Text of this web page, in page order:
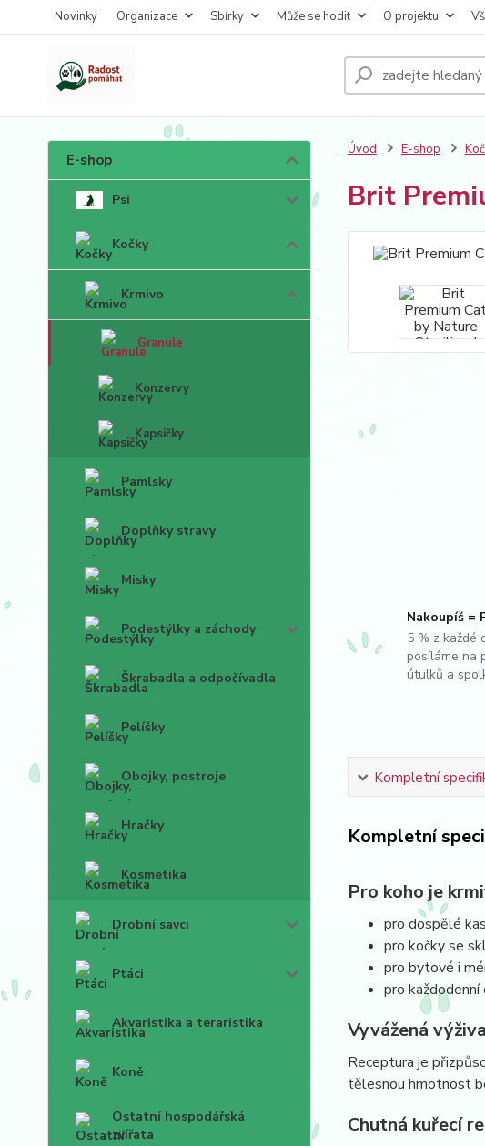
Novinky Organizace Sbírky Může se hodit O projektu
E-shop
Psi
Kočky
Krmivo
Granule
Konzervy
Kapsičky
Pamlsky
Doplňky stravy
Misky
Podestýlky a záchody
Škrabadla a odpočívadla
Pelíšky
Obojky, postroje
Hračky
Kosmetika
Drobní savci
Ptáci
Akvaristika a teraristika
Koně
Ostatní hospodářská
zvířata
Úvod E-shop
Brit
Nakoupíš =
5 % z každé
posíláme na
útulků a
Kompletní
Kompletní
Pro koho je
pro dospělé
pro kočky se
pro bytové i
pro
Vyvážená
Receptura je
tělesnou hmotnost
Chutná kuřecí